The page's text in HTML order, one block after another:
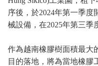
序後，於2024年第一季
械設備，在2025年第三季
作為越南橡膠樹面積最大
目的落地，將為當地橡膠